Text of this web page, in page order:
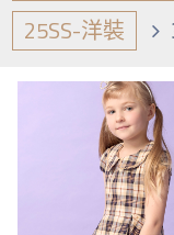
25SS-洋裝